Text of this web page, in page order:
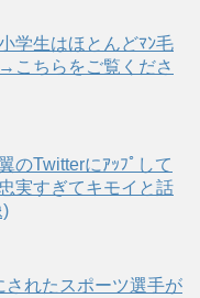
学生はほとんどﾏﾝ毛
こちらをご覧くださ
のTwitterにｱｯﾌﾟして
実すぎてキモイと話
されたスポーツ選手が